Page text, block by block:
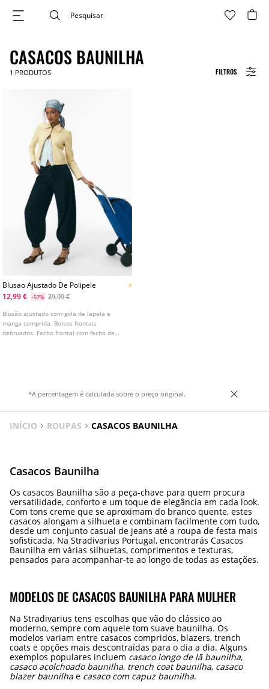
FILTROS
CASACOS BAUNILHA
1 PRODUTOS
Blusao Ajustado De Polipele
12,99 €
-57% 29,99 €
Blusão ajustado com gola de lapela e
manga comprida. Bolsos frontais
debruados. Fecho frontal com fecho de
*A percentagem é calculada sobre o preço original.
INÍCIO ROUPAS CASACOS BAUNILHA
Casacos Baunilha
Os casacos Baunilha são a peça-chave para quem procura
versatilidade, conforto e um toque de elegância em cada look.
Com tons creme que se aproximam do branco quente, estes
casacos alongam a silhueta e combinam facilmente com tudo,
desde um conjunto casual de jeans até a roupa de festa mais
sofisticada. Na Stradivarius Portugal, encontrarás Casacos
Baunilha em várias silhuetas, comprimentos e texturas,
pensados para acompanhar-te ao longo de todas as estações.
MODELOS DE CASACOS BAUNILHA PARA MULHER
Na Stradivarius tens escolhas que vão do clássico ao
moderno, sempre com aquele tom suave baunilha. Os
modelos variam entre casacos compridos, blazers, trench
coats e opções mais descontraídas para o dia a dia. Alguns
exemplos populares incluem casaco longo de lã baunilha,
casaco acolchoado baunilha, trench coat baunilha, casaco
blazer baunilha e casaco com capuz baunilha.